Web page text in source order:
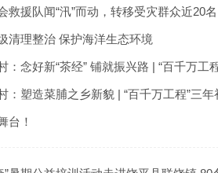
救援队闻“汛”而动，转移受灾群众近20名
清理整治 保护海洋生态环境
：念好新“茶经” 铺就振兴路 | “百千万工
：塑造菜脯之乡新貌 | “百千万工程”三年
台！